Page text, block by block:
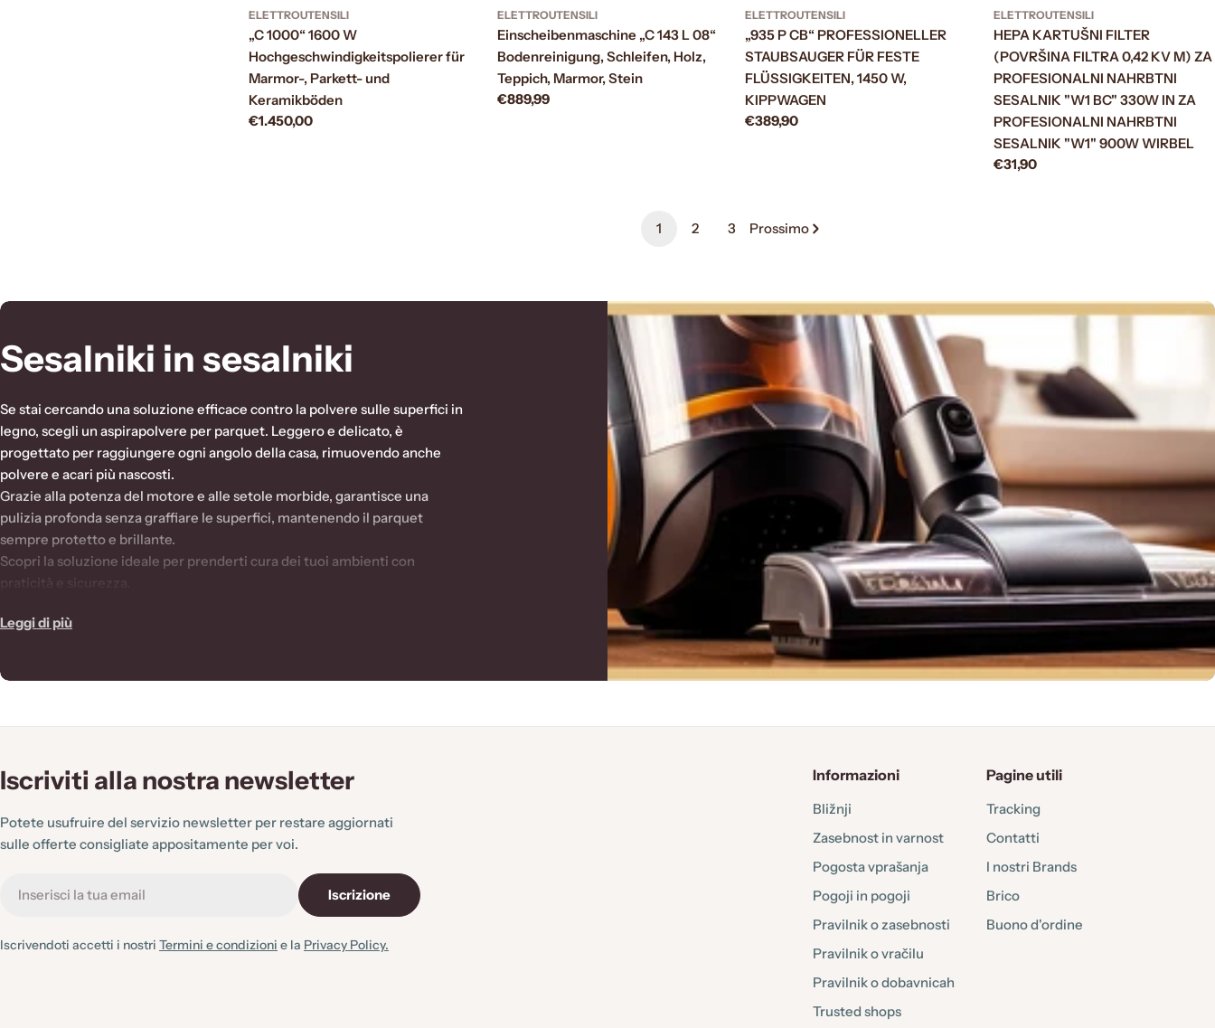
ELETTROUTENSILI
„C 1000“ 1600 W
Hochgeschwindigkeitspolierer für
Marmor-, Parkett- und
Keramikböden
Prezzo
€1.450,00
ELETTROUTENSILI
Einscheibenmaschine „C 143 L 08“
Bodenreinigung, Schleifen, Holz,
Teppich, Marmor, Stein
Prezzo
€889,99
ELETTROUTENSILI
„935 P CB“ PROFESSIONELLER
STAUBSAUGER FÜR FESTE
FLÜSSIGKEITEN, 1450 W,
KIPPWAGEN
Prezzo
€389,90
ELETTROUTENSILI
HEPA KARTUŠNI FILTER
(POVRŠINA FILTRA 0,42 KV M) ZA
PROFESIONALNI NAHRBTNI
SESALNIK "W1 BC" 330W IN ZA
PROFESIONALNI NAHRBTNI
SESALNIK "W1" 900W WIRBEL
Prezzo
€31,90
1 2 3 Prossimo
C
o
l
l
e
z
i
o
:
Sesalniki in sesalniki
Se stai cercando una soluzione efficace contro la polvere sulle superfici in
legno, scegli un aspirapolvere per parquet. Leggero e delicato, è
progettato per raggiungere ogni angolo della casa, rimuovendo anche
polvere e acari più nascosti.
Grazie alla potenza del motore e alle setole morbide, garantisce una
pulizia profonda senza graffiare le superfici, mantenendo il parquet
sempre protetto e brillante.
Scopri la soluzione ideale per prenderti cura dei tuoi ambienti con
praticità e sicurezza.
Leggi di più
Iscriviti alla nostra newsletter
Potete usufruire del servizio newsletter per restare aggiornati
sulle offerte consigliate appositamente per voi.
mail
Iscrizione
Iscrivendoti accetti i nostri Termini e condizioni e la Privacy Policy.
Informazioni
Bližnji
Zasebnost in varnost
Pogosta vprašanja
Pogoji in pogoji
Pravilnik o zasebnosti
Pravilnik o vračilu
Pravilnik o dobavnicah
Trusted shops
Pagine utili
Tracking
Contatti
I nostri Brands
Brico
Buono d'ordine